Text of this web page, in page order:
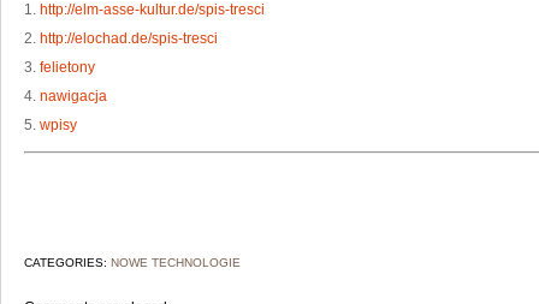
1. http://elm-asse-kultur.de/spis-tresci
2. http://elochad.de/spis-tresci
3. felietony
4. nawigacja
5. wpisy
CATEGORIES: NOWE TECHNOLOGIE